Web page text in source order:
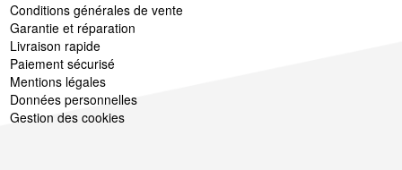
Conditions générales de vente
Garantie et réparation
Livraison rapide
Paiement sécurisé
Mentions légales
Données personnelles
Gestion des cookies